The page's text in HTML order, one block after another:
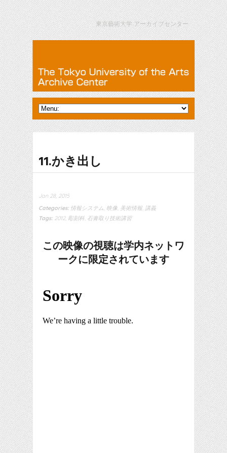
東京藝術大学 アーカイブセンター
11.かき出し
Jan 28, 2015
Categories: 情報システム 映像 美術情報 講義
Tags: 2012, 彫刻科 石膏取り技術講習
この映像の視聴は学内ネットワ
ークに限定されています